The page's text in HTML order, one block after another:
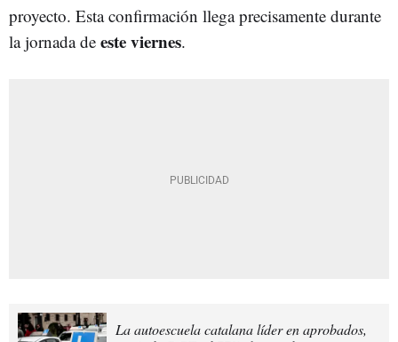
proyecto. Esta confirmación llega precisamente durante
la jornada de este viernes.
La autoescuela catalana líder en aprobados,